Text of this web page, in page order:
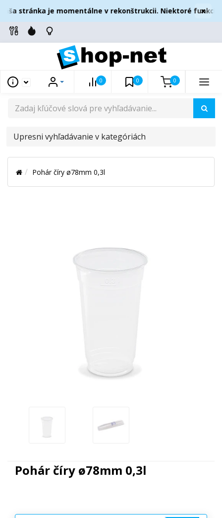
stránka je momentálne v rekonštrukcii. Niektoré funkcie
×
0 0 0
UPRESNI
V
KATEGÓRIÁCH
Pohár číry ø78mm 0,3l
Pohár číry ø78mm 0,3l